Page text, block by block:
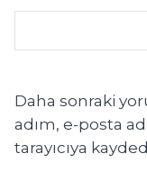
Daha sonraki
adım, e-posta
tarayıcıya